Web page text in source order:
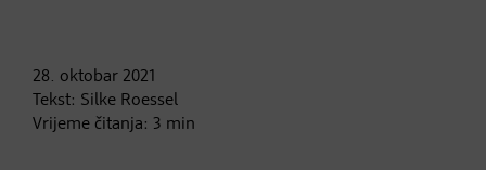
28. oktobar 2021
Tekst: Silke Roessel
Vrijeme čitanja: 3 min